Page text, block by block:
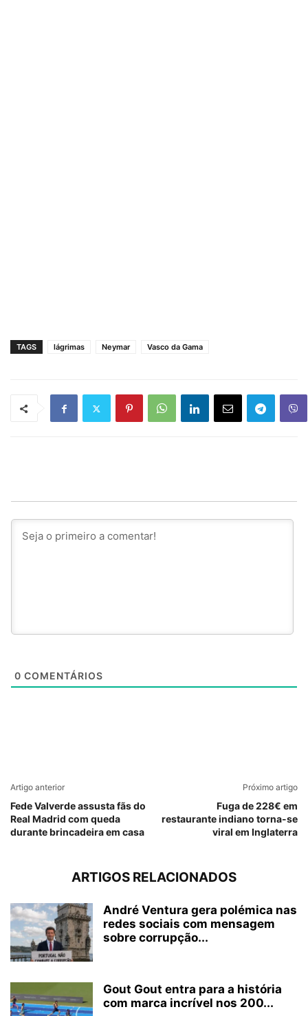
TAGS lágrimas Neymar Vasco da Gama
0 COMENTÁRIOS
Artigo anterior
Fede Valverde assusta fãs do
Real Madrid com queda
durante brincadeira em casa
Próximo artigo
Fuga de 228€ em
restaurante indiano torna-se
viral em Inglaterra
ARTIGOS RELACIONADOS
André Ventura gera polémica nas
redes sociais com mensagem
sobre corrupção...
Gout Gout entra para a história
com marca incrível nos 200...